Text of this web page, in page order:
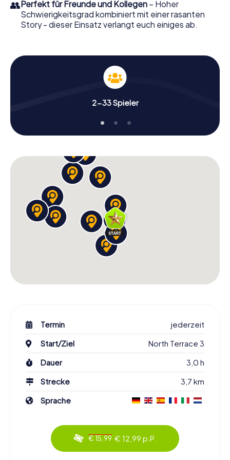
👥Perfekt für Freunde und Kollegen – Hoher
Schwierigkeitsgrad kombiniert mit einer rasanten
Story - dieser Einsatz verlangt euch einiges ab.
2-33 Spieler
Termin
jederzeit
Start/Ziel
North Terrace 3
Dauer
3,0 h
Strecke
3,7 km
Sprache
€ 15,99 € 12,99 p.P.